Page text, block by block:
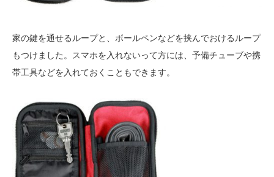
家の鍵を通せるループと、ボールペンなどを挟んでおけるループ
もつけました。スマホを入れないって方には、予備チューブや携
帯工具などを入れておくこともできます。